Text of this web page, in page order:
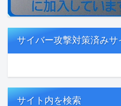
サイバー攻撃対策済みサ
サイト内を検索